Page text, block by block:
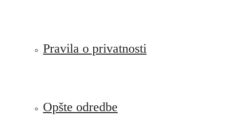
Pravila o privatnosti
Opšte odredbe